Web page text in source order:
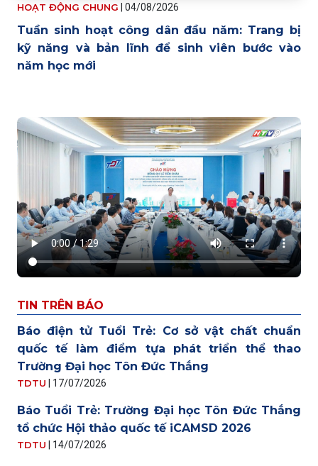
HOẠT ĐỘNG CHUNG | 04/08/2026
Tuần sinh hoạt công dân đầu năm: Trang bị
kỹ năng và bản lĩnh để sinh viên bước vào
năm học mới
TIN TRÊN BÁO
Báo điện tử Tuổi Trẻ: Cơ sở vật chất chuẩn
quốc tế làm điểm tựa phát triển thể thao
Trường Đại học Tôn Đức Thắng
TDTU 17/07/2026
Báo Tuổi Trẻ: Trường Đại học Tôn Đức Thắng
tổ chức Hội thảo quốc tế iCAMSD 2026
TDTU 14/07/2026